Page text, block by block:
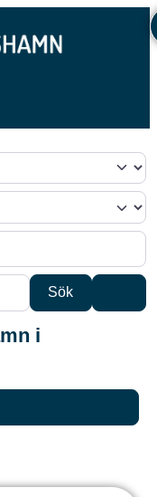
SökSök
i